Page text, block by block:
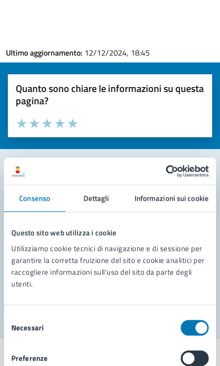
Consenso Dettagli Informazioni sui cookie
Questo sito web utilizza i cookie
Utilizziamo cookie tecnici di navigazione e di sessione per
garantire la corretta fruizione del sito e cookie analitici per
raccogliere informazioni sull'uso del sito da parte degli
utenti.
delNecessari
Preferenze
Ultimo aggiornamento: 12/12/2024, 18:45
Quanto sono chiare le informazioni su questa
pagina?
Valuta la chiarezza delle informazioni (da 1 a 5 stelle)
Seleziona il numero di stelle per valutare la chiarezza delle
Valuta 5 stelle su 5
Valuta 4 stelle su 5
Valuta 3 stelle su 5
Valuta 2 stelle su 5
Valuta 1 stelle su 5
Leggi le domande frequenti
Richiedi assistenza
Prenota appuntamento
Problemi in città